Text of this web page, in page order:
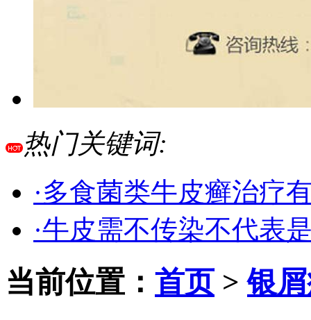
热门关键词:
·多食菌类牛皮癣治疗
·牛皮需不传染不代表
当前位置： 首页>银